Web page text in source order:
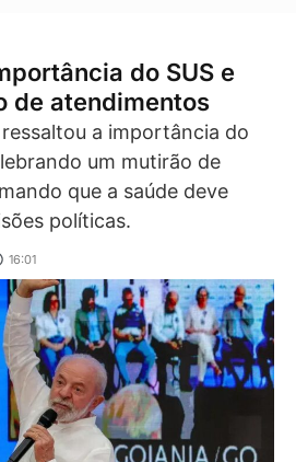
do SUS e
de atendimentos
ressaltou a importância do
um mutirão de
que a saúde deve
políticas.
16:01